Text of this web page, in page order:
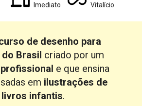
Imediato
Vitalício
de desenho para
Brasil
e que ensina
em ilustrações de
livros infantis.